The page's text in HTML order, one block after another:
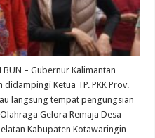
BUN – Gubernur Kalimantan
Ketua TP. PKK Prov.
langsung tempat pengungsian
Gelora Remaja Desa
Kabupaten Kotawaringin